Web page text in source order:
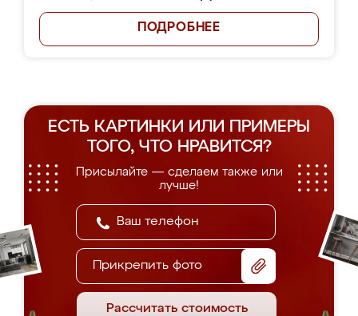
ПОДРОБНЕЕ
ЕСТЬ КАРТИНКИ ИЛИ ПРИМЕРЫ
ТОГО, ЧТО НРАВИТСЯ?
Присылайте — сделаем также или
лучше!
Прикрепить фото
Рассчитать стоимость